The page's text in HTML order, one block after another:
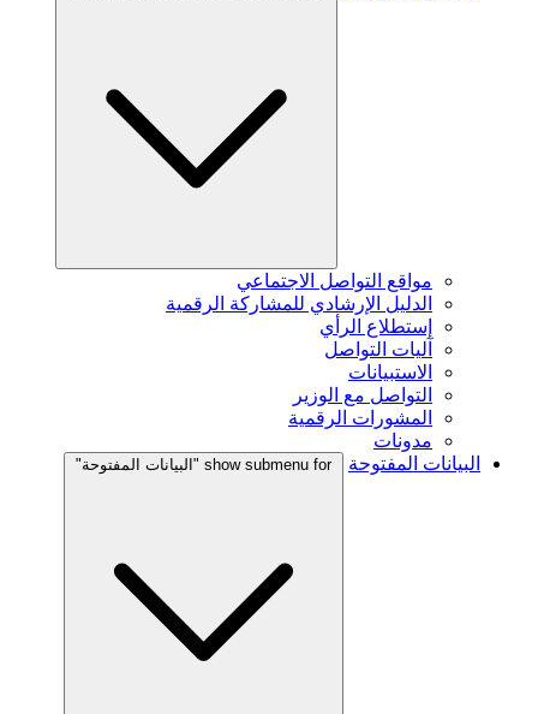
مواقع التواصل الاجتماعي
الدليل الإرشادي للمشاركة الرقمية
إستطلاع الرأي
آليات التواصل
الاستبيانات
التواصل مع الوزير
المشورات الرقمية
مدونات
البيانات المفتوحة
show submenu for "البيانات المفتوحة"